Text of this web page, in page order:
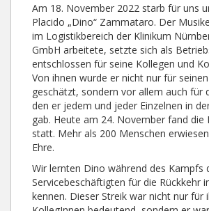
Am 18. November 2022 starb für uns
Placido „Dino“ Zammataro. Der
im Logistikbereich der Klinikum
GmbH arbeitete, setzte sich als
entschlossen für seine Kollegen und
Von ihnen wurde er nicht nur für
geschätzt, sondern vor allem auch für
den er jedem und jeder Einzelnen in
gab. Heute am 24. November fand die
statt. Mehr als 200 Menschen
Ehre.
Wir lernten Dino während des Kampfs
Servicebeschäftigten für die Rückkehr
kennen. Dieser Streik war nicht nur für